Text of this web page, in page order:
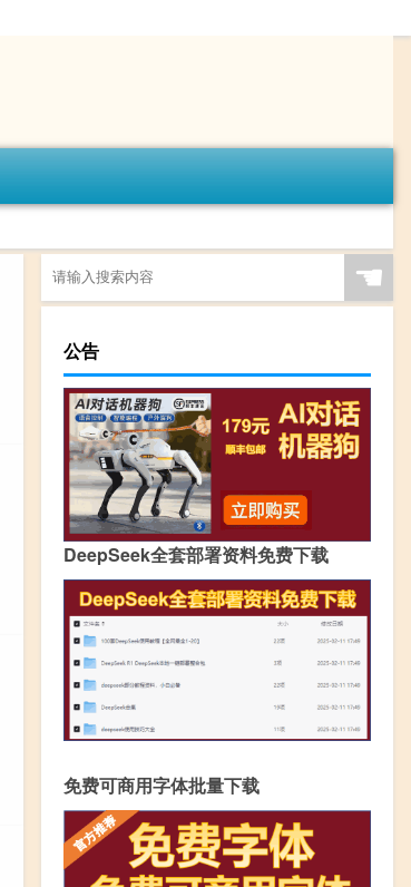
☚
公告
DeepSeek全套部署资料免费下载
免费可商用字体批量下载